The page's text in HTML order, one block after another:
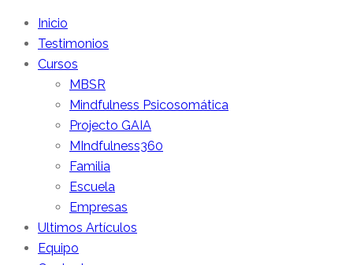
Inicio
Testimonios
Cursos
MBSR
Mindfulness Psicosomática
Projecto GAIA
MIndfulness360
Familia
Escuela
Empresas
Ultimos Artículos
Equipo